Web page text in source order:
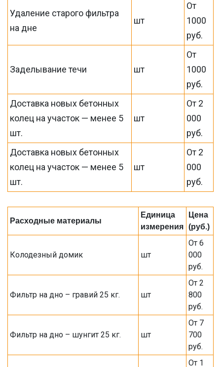
Удаление старого фильтра
на дне
шт
От
1000
руб.
Заделывание течи шт
От
1000
руб.
Доставка новых бетонных
колец на участок — менее 5
шт.
шт
От 2
000
руб.
Доставка новых бетонных
колец на участок — менее 5
шт.
шт
От 2
000
руб.
Расходные материалы
Единица
измерения
Цена
(руб.)
Колодезный домик шт
От 6
000
руб.
Фильтр на дно – гравий 25 кг. шт
От 2
800
руб.
Фильтр на дно – шунгит 25 кг. шт
От 7
700
руб.
От 1